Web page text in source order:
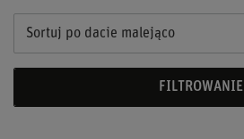
Sortuj po dacie malejąco
FILTROWANIE